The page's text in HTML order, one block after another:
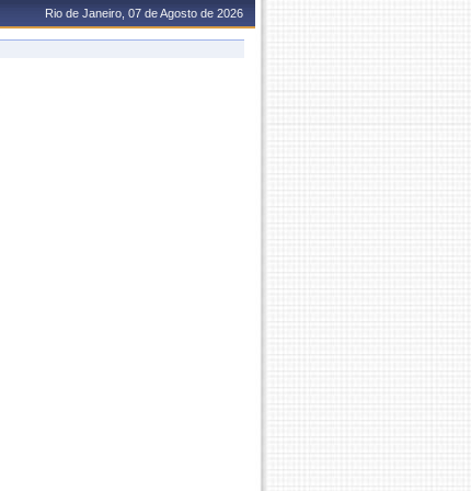
Rio de Janeiro, 07 de Agosto de 2026